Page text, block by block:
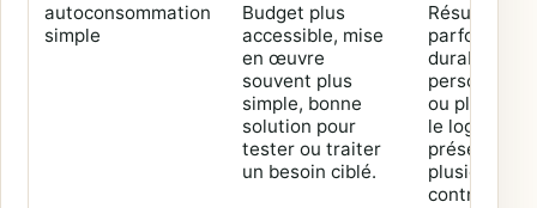
autoconsommation
simple
Budget plus
accessible, mise
en œuvre
souvent plus
simple, bonne
solution pour
tester ou traiter
un besoin ciblé.
Résultat
parfois
durable,
ou plus
le logement
présente
plusieurs
contraintes.